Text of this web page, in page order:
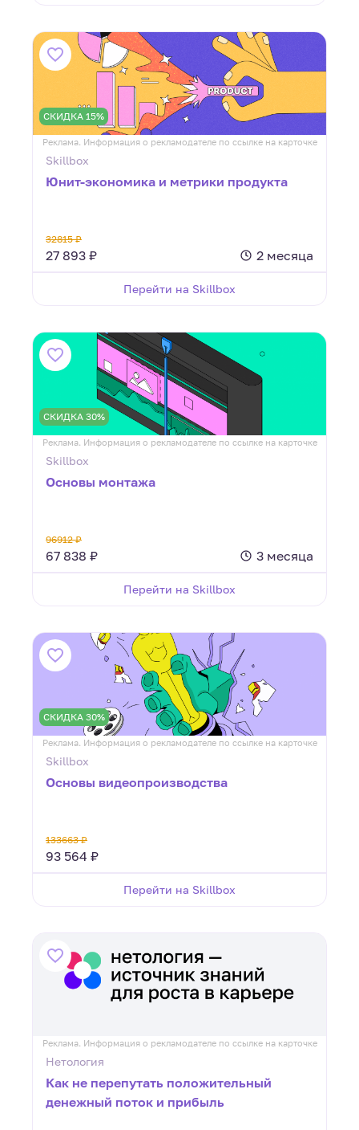
СКИДКА 15%
Реклама. Информация о рекламодателе по ссылке на карточке
Skillbox
Юнит-экономика и метрики продукта
32815 ₽
27 893 ₽ 2 месяца
Перейти на Skillbox
СКИДКА 30%
Реклама. Информация о рекламодателе по ссылке на карточке
Skillbox
Основы монтажа
96912 ₽
67 838 ₽ 3 месяца
Перейти на Skillbox
СКИДКА 30%
Реклама. Информация о рекламодателе по ссылке на карточке
Skillbox
Основы видеопроизводства
133663 ₽
93 564 ₽
Перейти на Skillbox
Реклама. Информация о рекламодателе по ссылке на карточке
Нетология
Как не перепутать положительный
денежный поток и прибыль